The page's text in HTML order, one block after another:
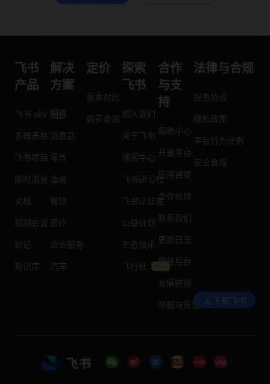
飞书
产品
飞书 aily
多维表格
飞书项目
即时消息
文档
视频会议
妙记
知识库
解决
方案
制造
消费品
零售
金融
餐饮
医疗
企业服务
汽车
定价
版本对比
购买咨询
探索
飞书
加入我们
关于飞书
博客中心
飞书研习社
飞书认证官
公益计划
生态快讯
飞行社
合作
与支
持
帮助中心
开放平台
应用目录
合作伙伴
联系我们
更新日志
管理后台
友情链接
举报与反馈
法律与合规
服务协议
隐私政策
平台行为守则
安全合规
下载飞书